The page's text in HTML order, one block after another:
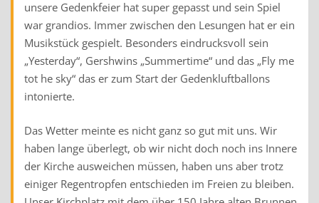
unsere Gedenkfeier hat super gepasst und sein Spiel
war grandios. Immer zwischen den Lesungen hat er ein
Musikstück gespielt. Besonders eindrucksvoll sein
„Yesterday“, Gershwins „Summertime“ und das „Fly me
tot he sky“ das er zum Start der Gedenkluftballons
intonierte.
Das Wetter meinte es nicht ganz so gut mit uns. Wir
haben lange überlegt, ob wir nicht doch noch ins Innere
der Kirche ausweichen müssen, haben uns aber trotz
einiger Regentropfen entschieden im Freien zu bleiben.